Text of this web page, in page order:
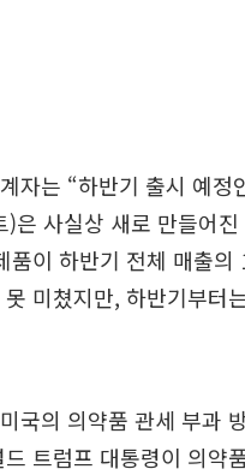
자는 “하반기 출시 예
)은 사실상 새로 만들어
품이 하반기 전체 매출
미쳤지만, 하반기부터
국의 의약품 관세 부과
트럼프 대통령이 의약